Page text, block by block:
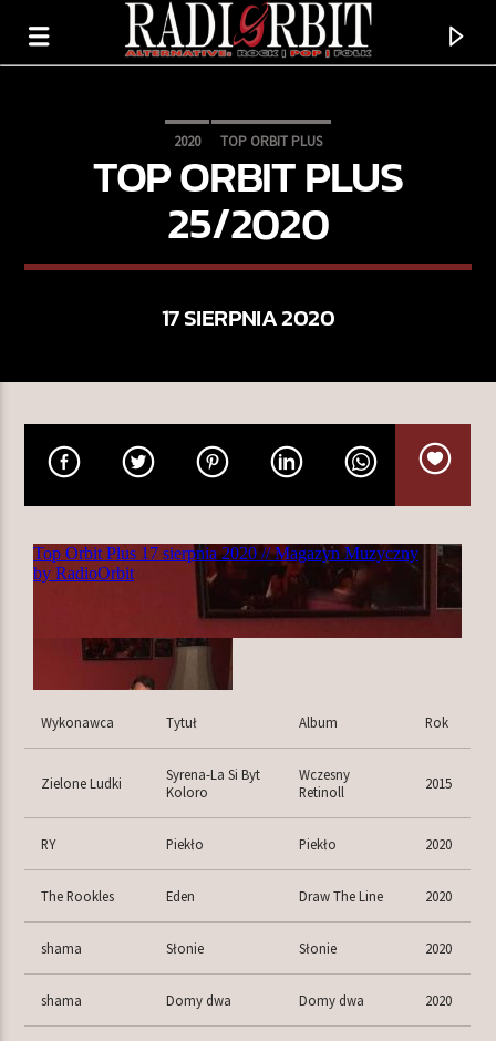
PALI JEJ SIĘ ŚWIAT
PRZEBIŚNIEGI
TERAZ W RAMÓWCE
EXTRA ORBIT
16:00 18:00
INDIE ORBIT
20:00
Radio Orbit
2020 TOP ORBIT PLUS
TOP ORBIT PLUS
25/2020
17 SIERPNIA 2020
Wykonawca Tytuł Album Rok
Zielone Ludki
Syrena-La Si Byt
Koloro
Wczesny
Retinoll
2015
RY Piekło Piekło 2020
The Rookles Eden Draw The Line 2020
shama Słonie Słonie 2020
shama Domy dwa Domy dwa 2020